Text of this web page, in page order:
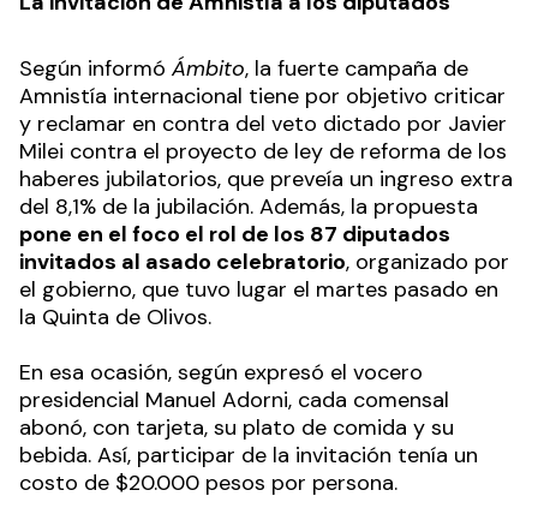
Según informó Ámbito, la fuerte campaña de
Amnistía internacional tiene por objetivo criticar
y reclamar en contra del veto dictado por Javier
Milei contra el proyecto de ley de reforma de los
haberes jubilatorios, que preveía un ingreso extra
del 8,1% de la jubilación. Además, la propuesta
pone en el foco el rol de los 87 diputados
invitados al asado celebratorio, organizado por
el gobierno, que tuvo lugar el martes pasado en
la Quinta de Olivos.
En esa ocasión, según expresó el vocero
presidencial Manuel Adorni, cada comensal
abonó, con tarjeta, su plato de comida y su
bebida. Así, participar de la invitación tenía un
costo de $20.000 pesos por persona.